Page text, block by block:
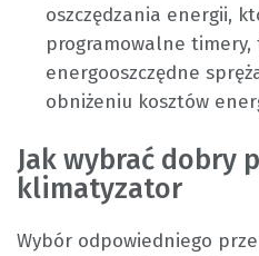
oszczędzania energii,
programowalne
energooszczędne
obniżeniu kosztów
Jak wybrać dobry
klimatyzator
Wybór odpowiedniego